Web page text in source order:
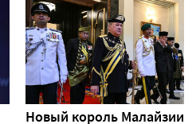
Новый король Малайзии